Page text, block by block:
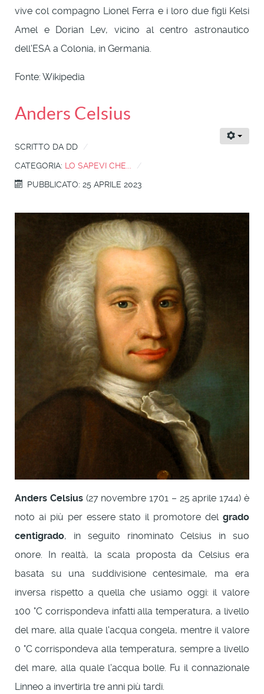
vive col compagno Lionel Ferra e i loro due figli Kelsi
Amel e Dorian Lev, vicino al centro astronautico
dell'ESA a Colonia, in Germania.
Fonte: Wikipedia
Anders Celsius
SCRITTO DA DD
CATEGORIA: LO SAPEVI CHE...
PUBBLICATO: 25 APRILE 2023
Anders Celsius(27 novembre 1701 – 25 aprile 1744) è
noto ai più per essere stato il promotore del grado
centigrado, in seguito rinominato Celsius in suo
onore. In realtà, la scala proposta da Celsius era
basata su una suddivisione centesimale, ma era
inversa rispetto a quella che usiamo oggi: il valore
100 °C corrispondeva infatti alla temperatura, a livello
del mare, alla quale l'acqua congela, mentre il valore
0 °C corrispondeva alla temperatura, sempre a livello
del mare, alla quale l'acqua bolle. Fu il connazionale
Linneo a invertirla tre anni più tardi.